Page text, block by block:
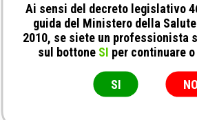
Royal Canin -
195
Ai sensi del decreto legislativo
guida del Ministero della
2010, se siete un professionista
sul bottone SI per continuare o
SI NO